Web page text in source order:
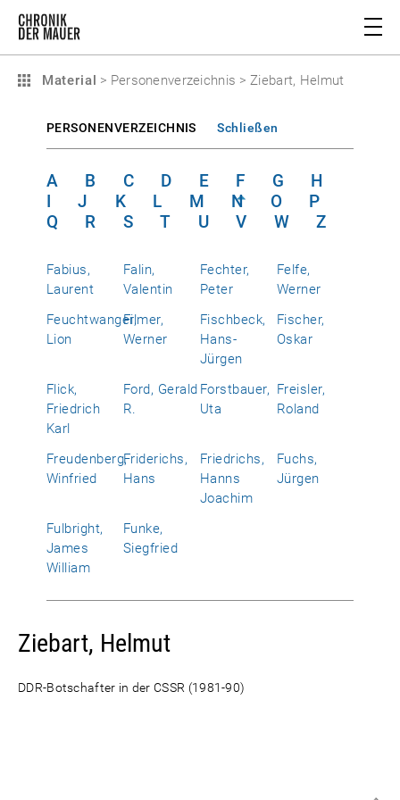
Material > Personenverzeichnis > Ziebart, Helmut
PERSONENVERZEICHNIS Schließen
A B C D E F G
H
I
J K L M N O
P
Q
R S T U V W Z
Fabius,
Laurent
Falin,
Valentin
Fechter,
Peter
Felfe,
Werner
Feuchtwanger,
Lion
Filmer,
Werner
Fischbeck,
Hans-
Jürgen
Fischer,
Oskar
Flick,
Friedrich
Karl
Ford, Gerald
R.
Forstbauer,
Uta
Freisler,
Roland
Freudenberg,
Winfried
Friderichs,
Hans
Friedrichs,
Hanns
Joachim
Fuchs,
Jürgen
Fulbright,
James
William
Funke,
Siegfried
Ziebart, Helmut
DDR-Botschafter in der CSSR (1981-90)